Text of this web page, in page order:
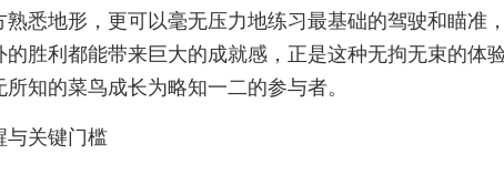
熟悉地形，更可以毫无压力地练习最基础的驾驶和瞄准
胜利都能带来巨大的成就感，正是这种无拘无束的体
知的菜鸟成长为略知一二的参与者。
与关键门槛